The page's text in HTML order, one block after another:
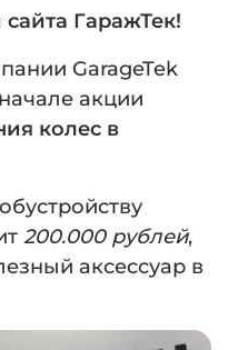
ГаражТек!
GarageTek
акции
колес в
200.000 рублей,
аксессуар в